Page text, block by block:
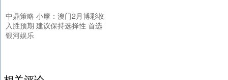
中鼎策略 小摩：澳门2月博彩收
入胜预期 建议保持选择性 首选
银河娱乐